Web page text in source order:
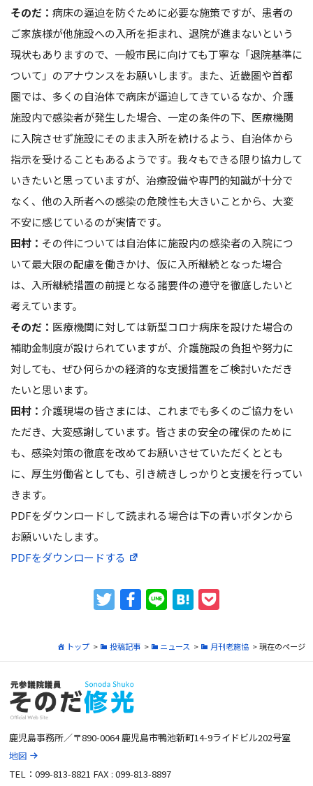
そのだ： 病床の逼迫を防ぐために必要な施策ですが、患者の
ご家族様が他施設への入所を拒まれ、退院が進まないという
現状もありますので、一般市民に向けても丁寧な「退院基準に
ついて」のアナウンスをお願いします。また、近畿圏や首都
圏では、多くの自治体で病床が逼迫してきているなか、介護
施設内で感染者が発生した場合、一定の条件の下、医療機関
に入院させず施設にそのまま入所を続けるよう、自治体から
指示を受けることもあるようです。我々もできる限り協力して
いきたいと思っていますが、治療設備や専門的知識が十分で
なく、他の入所者への感染の危険性も大きいことから、大変
不安に感じているのが実情です。
田村： その件については自治体に施設内の感染者の入院につ
いて最大限の配慮を働きかけ、仮に入所継続となった場合
は、入所継続措置の前提となる諸要件の遵守を徹底したいと
考えています。
そのだ： 医療機関に対しては新型コロナ病床を設けた場合の
補助金制度が設けられていますが、介護施設の負担や努力に
対しても、ぜひ何らかの経済的な支援措置をご検討いただき
たいと思います。
田村： 介護現場の皆さまには、これまでも多くのご協力をい
ただき、大変感謝しています。皆さまの安全の確保のために
も、感染対策の徹底を改めてお願いさせていただくととも
に、厚生労働省としても、引き続きしっかりと支援を行ってい
きます。
PDFをダウンロードして読まれる場合は下の青いボタンから
お願いいたします。
PDFをダウンロードする
トップ > 投稿記事 > ニュース > 月刊老施協 > 現在のページ
鹿児島事務所／〒890-0064 鹿児島市鴨池新町14-9ライドビル202号室
地図
TEL：099-813-8821 FAX : 099-813-8897